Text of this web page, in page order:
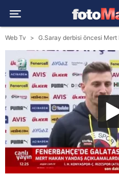
Web Tv